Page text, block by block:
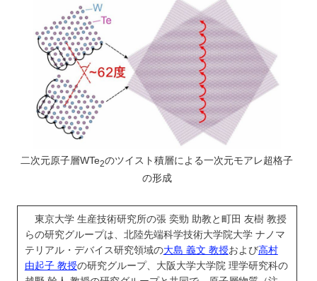
二次元原子層WTe2のツイスト積層による一次元モアレ超格子
の形成
東京大学 生産技術研究所の張 奕勁 助教と町田 友樹 教授
らの研究グループは、北陸先端科学技術大学院大学 ナノマ
テリアル・デバイス研究領域の大島 義文 教授および高村
由起子 教授の研究グループ、大阪大学大学院 理学研究科の